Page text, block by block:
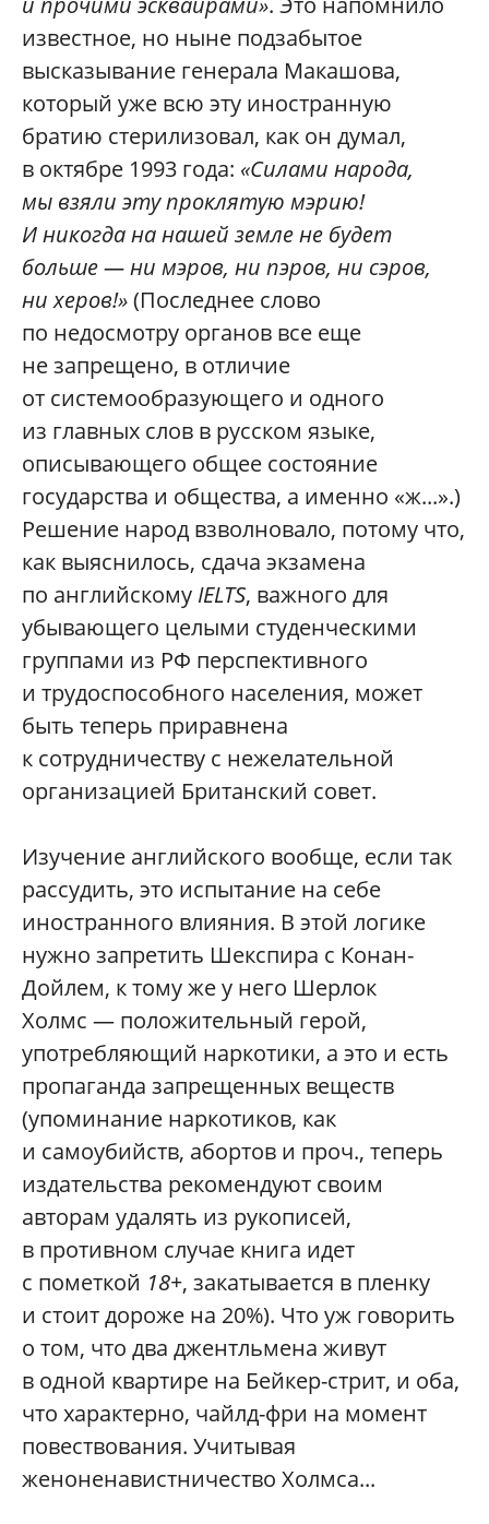
известное, но ныне подзабытое
высказывание генерала Макашова,
который уже всю эту иностранную
братию стерилизовал, как он думал,
в октябре 1993 года: «Силами народа,
мы взяли эту проклятую мэрию!
И никогда на нашей земле не будет
больше — ни мэров, ни пэров, ни сэров,
ни херов!»(Последнее слово
по недосмотру органов все еще
не запрещено, в отличие
от системообразующего и одного
из главных слов в русском языке,
описывающего общее состояние
государства и общества, а именно «ж...».)
Решение народ взволновало, потому что,
как выяснилось, сдача экзамена
по английскому IELTS, важного для
убывающего целыми студенческими
группами из РФ перспективного
и трудоспособного населения, может
быть теперь приравнена
к сотрудничеству с нежелательной
организацией Британский совет.
Изучение английского вообще, если так
рассудить, это испытание на себе
иностранного влияния. В этой логике
нужно запретить Шекспира с Конан-
Дойлем, к тому же у него Шерлок
Холмс — положительный герой,
употребляющий наркотики, а это и есть
пропаганда запрещенных веществ
(упоминание наркотиков, как
и самоубийств, абортов и проч., теперь
издательства рекомендуют своим
авторам удалять из рукописей,
в противном случае книга идет
с пометкой 18+, закатывается в пленку
и стоит дороже на 20%). Что уж говорить
о том, что два джентльмена живут
в одной квартире на Бейкер-стрит, и оба,
что характерно, чайлд-фри на момент
повествования. Учитывая
женоненавистничество Холмса...